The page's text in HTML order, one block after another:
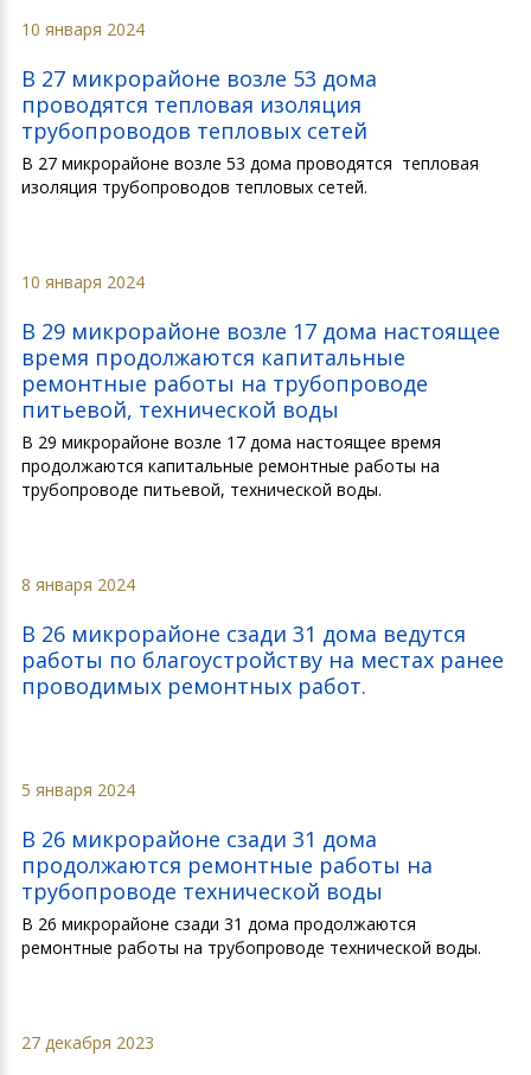
10 января 2024
В 27 микрорайоне возле 53 дома
проводятся тепловая изоляция
трубопроводов тепловых сетей
В 27 микрорайоне возле 53 дома проводятся тепловая
изоляция трубопроводов тепловых сетей.
10 января 2024
В 29 микрорайоне возле 17 дома настоящее
время продолжаются капитальные
ремонтные работы на трубопроводе
питьевой, технической воды
В 29 микрорайоне возле 17 дома настоящее время
продолжаются капитальные ремонтные работы на
трубопроводе питьевой, технической воды.
8 января 2024
В 26 микрорайоне сзади 31 дома ведутся
работы по благоустройству на местах ранее
проводимых ремонтных работ.
5 января 2024
В 26 микрорайоне сзади 31 дома
продолжаются ремонтные работы на
трубопроводе технической воды
В 26 микрорайоне сзади 31 дома продолжаются
ремонтные работы на трубопроводе технической воды.
27 декабря 2023